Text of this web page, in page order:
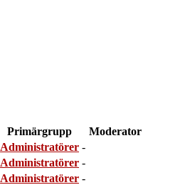
Primärgrupp
Moderator
Administratörer -
Administratörer -
Administratörer -